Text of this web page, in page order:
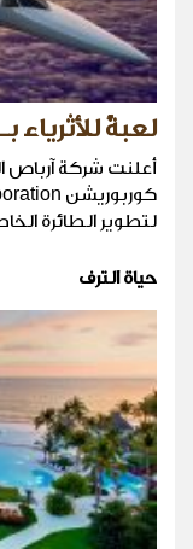
لعبةٌ للأثرياء بـ120 مليون دولار
أعلنت شركة آرباص
لتطوير الطائرة
حياة الترف